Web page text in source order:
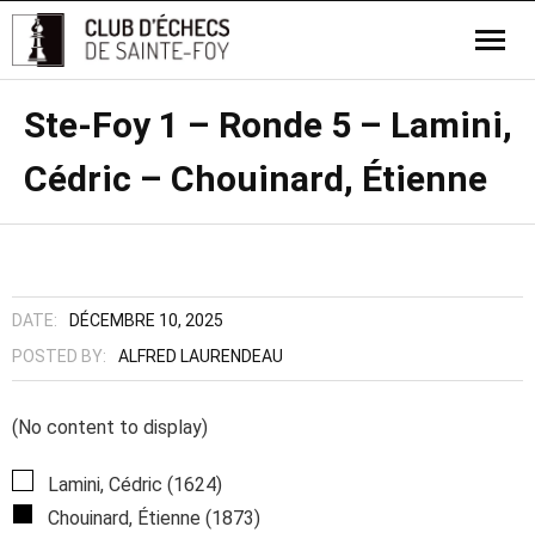
Ste-Foy 1 – Ronde 5 – Lamini,
Cédric – Chouinard, Étienne
DATE:
DÉCEMBRE 10, 2025
POSTED BY:
ALFRED LAURENDEAU
(No content to display)
Lamini, Cédric (1624)
Chouinard, Étienne (1873)